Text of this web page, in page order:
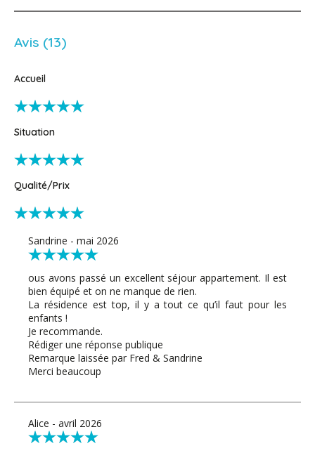
Avis (13)
Accueil
Situation
Qualité/Prix
Sandrine - mai 2026
ous avons passé un excellent séjour appartement. Il est
bien équipé et on ne manque de rien.
La résidence est top, il y a tout ce qu’il faut pour les
enfants !
Je recommande.
Rédiger une réponse publique
Remarque laissée par Fred & Sandrine
Merci beaucoup
Alice - avril 2026